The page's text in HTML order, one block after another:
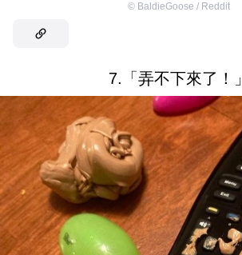
© BaldieGoose / Reddit
7.「弄不下來了！」